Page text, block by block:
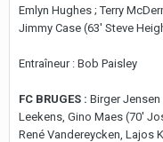
Emlyn Hughes ; Terry
Jimmy Case (63' Steve
Entraîneur : Bob Paisley
FC BRUGES : Birger Jensen
Leekens, Gino Maes (70'
René Vandereycken, Lajos